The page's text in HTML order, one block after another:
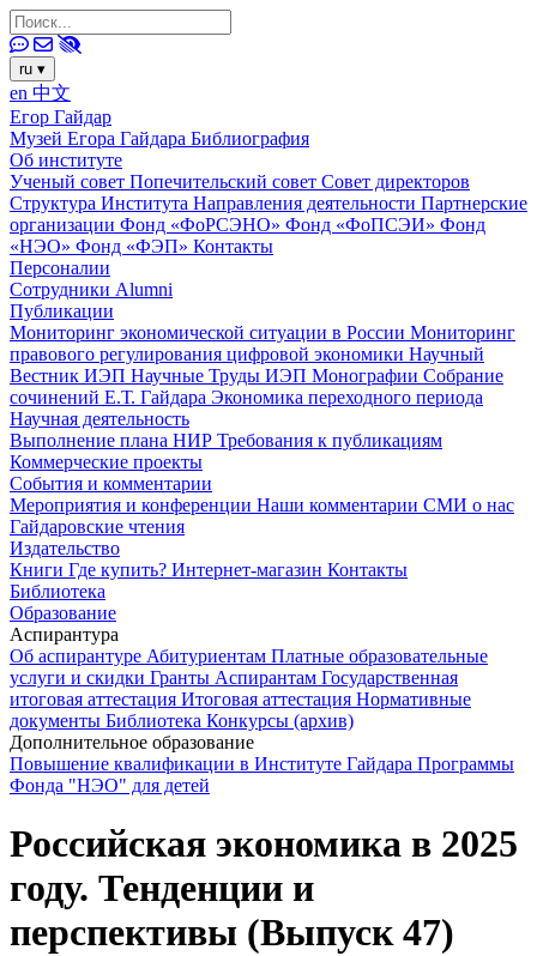
ru ▾
en 中文
Егор Гайдар
Музей Егора Гайдара Библиография
Об институте
Ученый совет Попечительский совет Совет директоров
Структура Института Направления деятельности Партнерские
организации Фонд «ФоРСЭНО» Фонд «ФоПСЭИ» Фонд
«НЭО» Фонд «ФЭП» Контакты
Персоналии
Сотрудники Alumni
Публикации
Мониторинг экономической ситуации в России Мониторинг
правового регулирования цифровой экономики Научный
Вестник ИЭП Научные Труды ИЭП Монографии Собрание
сочинений Е.Т. Гайдара Экономика переходного периода
Научная деятельность
Выполнение плана НИР Требования к публикациям
Коммерческие проекты
События и комментарии
Мероприятия и конференции Наши комментарии СМИ о нас
Гайдаровские чтения
Издательство
Книги Где купить? Интернет-магазин Контакты
Библиотека
Образование
Аспирантура
Об аспирантуре Абитуриентам Платные образовательные
услуги и скидки Гранты Аспирантам Государственная
итоговая аттестация Итоговая аттестация Нормативные
документы Библиотека Конкурсы (архив)
Дополнительное образование
Повышение квалификации в Институте Гайдара Программы
Фонда "НЭО" для детей
Российская экономика в 2025
году. Тенденции и
перспективы (Выпуск 47)